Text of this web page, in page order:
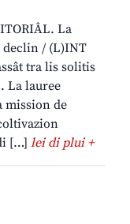
La
/ (L)INT
tra lis solitis
La lauree
mission de
[…] lei di plui +